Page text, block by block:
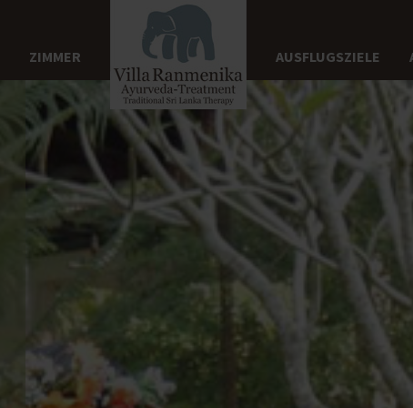
ZIMMER AUSFLUGSZIELE